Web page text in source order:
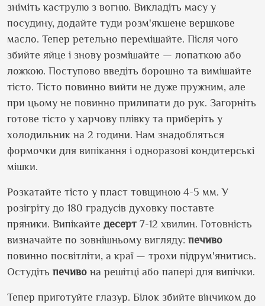
зніміть каструлю з вогню. Викладіть масу у
посудину, додайте туди розм'якшене вершкове
масло. Тепер ретельно перемішайте. Після чого
збийте яйце і знову розмішайте — лопаткою або
ложкою. Поступово введіть борошно та вимішайте
тісто. Тісто повинно вийти не дуже пружним, але
при цьому не повинно прилипати до рук. Загорніть
готове тісто у харчову плівку та приберіть у
холодильник на 2 години. Нам знадобляться
формочки для випікання і одноразові кондитерські
мішки.
Розкатайте тісто у пласт товщиною 4-5 мм. У
розігріту до 180 градусів духовку поставте
пряники. Випікайте десерт 7-12 хвилин. Готовність
визначайте по зовнішньому вигляду: печиво
повинно посвітліти, а краї — трохи підрум'янитись.
Остудіть печиво на решітці або папері для випічки.
Тепер приготуйте глазур. Білок збийте вінчиком до